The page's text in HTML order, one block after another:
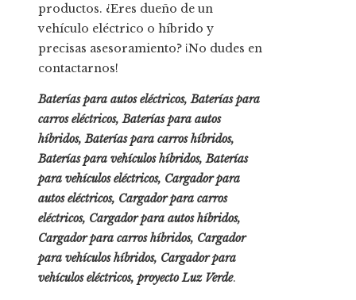
productos. ¿Eres dueño de un
vehículo eléctrico o híbrido y
precisas asesoramiento? ¡No dudes en
contactarnos!
Baterías para autos eléctricos, Baterías para
carros eléctricos, Baterías para autos
híbridos, Baterías para carros híbridos,
Baterías para vehículos híbridos, Baterías
para vehículos eléctricos, Cargador para
autos eléctricos, Cargador para carros
eléctricos, Cargador para autos híbridos,
Cargador para carros híbridos, Cargador
para vehículos híbridos, Cargador para
vehículos eléctricos, proyectoLuz Verde.